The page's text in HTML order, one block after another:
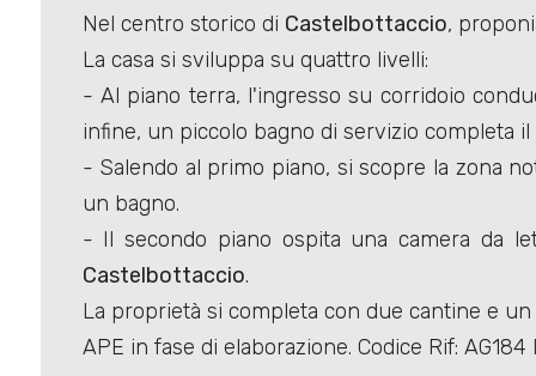
Nel centro storico di Castelbottaccio,
La casa si sviluppa su quattro livelli:
- Al piano terra, l'ingresso su corridoio
infine, un piccolo bagno di servizio completa il
- Salendo al primo piano, si scopre la zona
un bagno.
- Il secondo piano ospita una camera da
Castelbottaccio.
La proprietà si completa con due cantine e
APE in fase di elaborazione. Codice Rif:
Totale